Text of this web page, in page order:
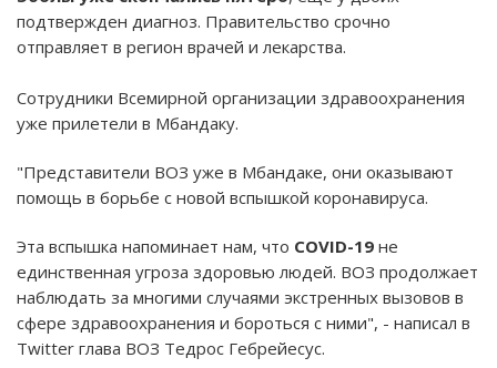
подтвержден диагноз. Правительство срочно
отправляет в регион врачей и лекарства.
Сотрудники Всемирной организации здравоохранения
уже прилетели в Мбандаку. ­
"Представители ВОЗ уже в Мбандаке, они оказывают
помощь в борьбе с новой вспышкой коронавируса.
Эта вспышка напоминает нам, что COVID-19 не
единственная угроза здоровью людей. ВОЗ продолжает
наблюдать за многими случаями экстренных вызовов в
сфере здравоохранения и бороться с ними", - написал в
Twitter глава ВОЗ Тедрос Гебрейесус.